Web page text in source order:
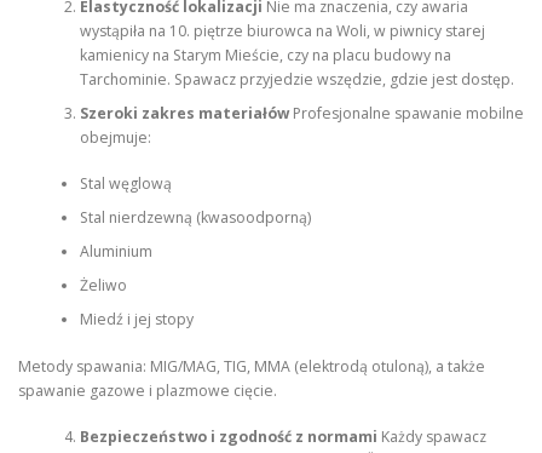
Elastyczność lokalizacji Nie ma znaczenia, czy awaria
wystąpiła na 10. piętrze biurowca na Woli, w piwnicy starej
kamienicy na Starym Mieście, czy na placu budowy na
Tarchominie. Spawacz przyjedzie wszędzie, gdzie jest dostęp.
Szeroki zakres materiałówProfesjonalne spawanie mobilne
obejmuje:
Stal węglową
Stal nierdzewną (kwasoodporną)
Aluminium
Żeliwo
Miedź i jej stopy
Metody spawania: MIG/MAG, TIG, MMA (elektrodą otuloną), a także
spawanie gazowe i plazmowe cięcie.
Bezpieczeństwo i zgodność z normami Każdy spawacz